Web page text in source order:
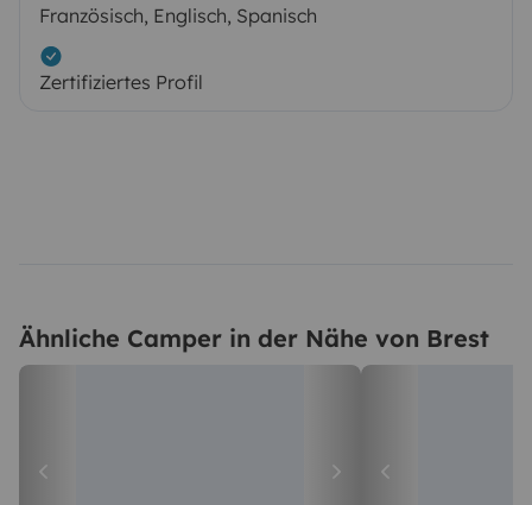
Französisch, Englisch, Spanisch
Zertifiziertes Profil
Ähnliche Camper in der Nähe von Brest